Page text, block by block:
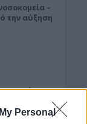
Personal
–
την αύξηση
πισίνα